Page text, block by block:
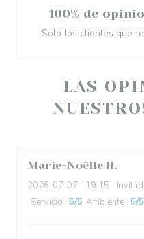
LAS
Marie-Noëlle H
2026-07-07 - 19:15 -
Servicio : 5/5 Ambiente : 5/5
100% de
Solo los clientes que